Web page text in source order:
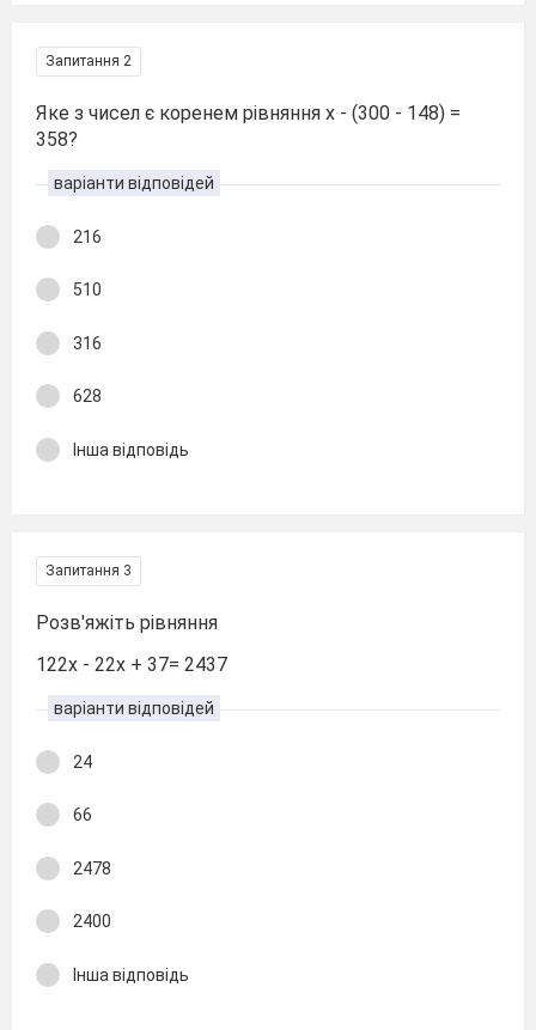
Запитання 2
Яке з чисел є коренем рівняння х - (300 - 148) =
358?
варіанти відповідей
216
510
316
628
Інша відповідь
Запитання 3
Розв'яжіть рівняння
122х - 22х + 37= 2437
варіанти відповідей
24
66
2478
2400
Інша відповідь